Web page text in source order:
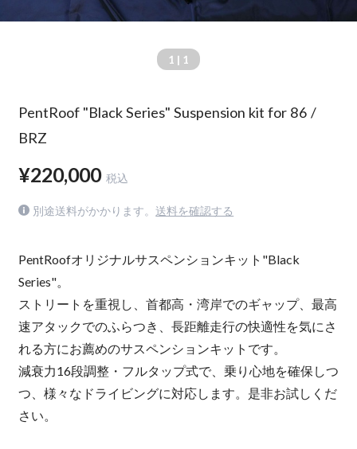
1 | 1
PentRoof "Black Series" Suspension kit for 86 /
BRZ
¥220,000 税込
別途送料がかかります。 送料を確認する
PentRoofオリジナルサスペンションキット"Black
Series"。
ストリートを重視し、首都高・湾岸でのギャップ、最高
速アタックでのふらつき、長距離走行の快適性を気にさ
れる方にお薦めのサスペンションキットです。
減衰力16段調整・フルタップ式で、乗り心地を確保しつ
つ、様々なドライビングに対応します。是非お試しくだ
さい。